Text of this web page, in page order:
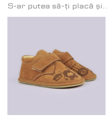
S-ar putea să-ți placă